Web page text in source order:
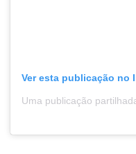
Ver esta publicação no